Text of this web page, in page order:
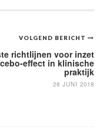
VOLGEND BERICHT
richtlijnen voor inzet
effect in klinische
praktijk
28 JUNI 2018